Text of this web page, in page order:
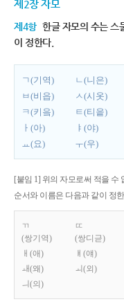
제2장 자모
제4항 한글 자모의 수는 스
이 정한다.
ㄱ(기역) ㄴ(니은)
ㅂ(비읍)
ㅅ(시옷)
ㅋ(키읔)
ㅌ(티읕)
ㅏ(아)
ㅑ(야)
ㅛ(요)
ㅜ(우)
[붙임 1] 위의 자모로써 적을 수
순서와 이름은 다음과 같이 정
ㄲ
(쌍기역)
ㄸ
(쌍디귿)
ㅐ(애)
ㅒ(얘)
ㅙ(왜)
ㅚ(외)
ㅢ(의)